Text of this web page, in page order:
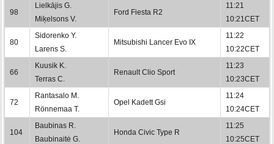
98
Lielkājis G.
Miķelsons V.
Ford Fiesta R2
11:21
10:21CET
80
Sidorenko Y.
Larens S.
Mitsubishi Lancer Evo IX
11:22
10:22CET
66
Kuusik K.
Terras C.
Renault Clio Sport
11:23
10:23CET
72
Rantasalo M.
Rönnemaa T.
Opel Kadett Gsi
11:24
10:24CET
104
Baubinas R.
Baubinaitė G.
Honda Civic Type R
11:25
10:25CET